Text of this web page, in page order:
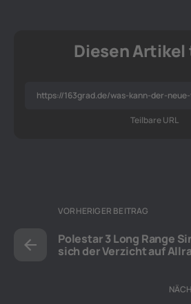
Diesen
Teilbare URL
VORHERIGER BEITRAG
Polestar 3 Long Range
sich der Verzicht auf